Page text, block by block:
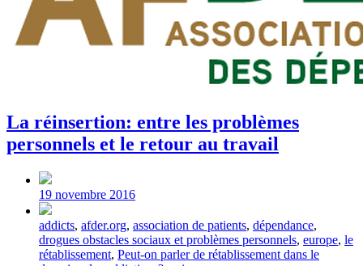
La réinsertion: entre les problèmes
personnels et le retour au travail
Post
date
19 novembre 2016
Tagged
with
addicts, afder.org, association de patients, dépendance,
drogues obstacles sociaux et problèmes personnels, europe, le
rétablissement, Peut-on parler de rétablissement dans le